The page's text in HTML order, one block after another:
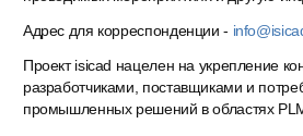
Адрес для корреспонденции -
Проект isicad нацелен на укрепление
разработчиками, поставщиками и
промышленных решений в областях PLM